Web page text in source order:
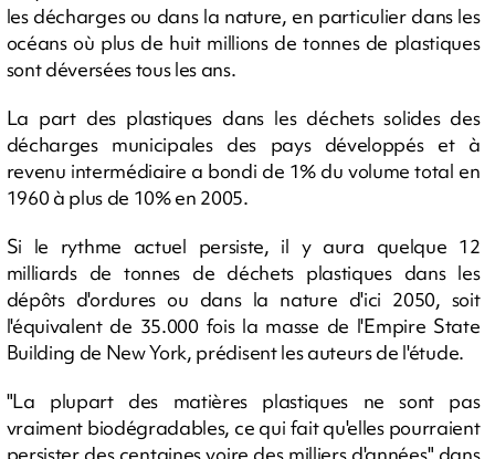
les décharges ou dans la nature, en particulier dans les
océans où plus de huit millions de tonnes de plastiques
sont déversées tous les ans.
La part des plastiques dans les déchets solides des
décharges municipales des pays développés et à
revenu intermédiaire a bondi de 1% du volume total en
1960 à plus de 10% en 2005.
Si le rythme actuel persiste, il y aura quelque 12
milliards de tonnes de déchets plastiques dans les
dépôts d'ordures ou dans la nature d'ici 2050, soit
l'équivalent de 35.000 fois la masse de l'Empire State
Building de New York, prédisent les auteurs de l'étude.
"La plupart des matières plastiques ne sont pas
vraiment biodégradables, ce qui fait qu'elles pourraient
persister des centaines voire des milliers d'années" dans